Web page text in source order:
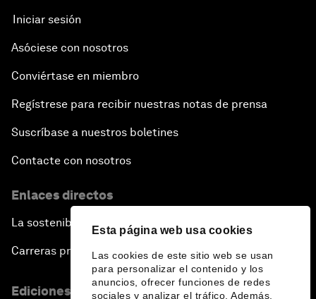
Esta página web usa cookies
Las cookies de este sitio web se usan
para personalizar el contenido y los
anuncios, ofrecer funciones de redes
sociales y analizar el tráfico. Además,
Iniciar sesión
Asóciese con nosotros
Conviértase en miembro
Regístrese para recibir nuestras notas de prensa
Suscríbase a nuestros boletines
Contacte con nosotros
Enlaces directos
La sostenibilidad en el Foro
Carreras profesionales
Ediciones en otros idiomas